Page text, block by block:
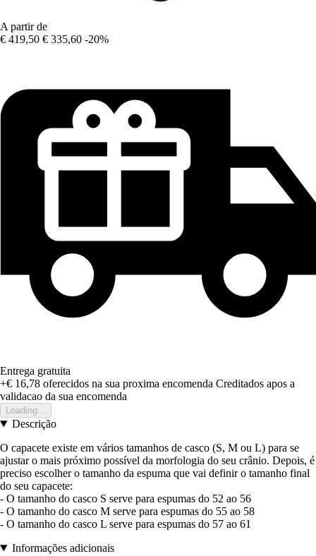
A partir de
€ 419,50 € 335,60 -20%
Entrega gratuita
+€ 16,78 oferecidos na sua proxima encomenda Creditados apos a
validacao da sua encomenda
Loading...
Descrição
O capacete existe em vários tamanhos de casco (S, M ou L) para se
ajustar o mais próximo possível da morfologia do seu crânio. Depois, é
preciso escolher o tamanho da espuma que vai definir o tamanho final
do seu capacete:
- O tamanho do casco S serve para espumas do 52 ao 56
- O tamanho do casco M serve para espumas do 55 ao 58
- O tamanho do casco L serve para espumas do 57 ao 61
Informações adicionais